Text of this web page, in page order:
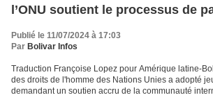
l’ONU soutient le processus de
Publié le 11/07/2024 à 17:03
Par Bolivar Infos
Traduction Françoise Lopez pour Amérique latine-
des droits de l'homme des Nations Unies a adopté
demandant un soutien accru de la communauté